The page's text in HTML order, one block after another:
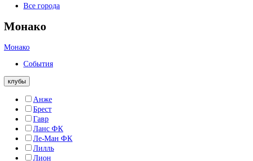
Все города
Монако
Монако
События
клубы
Анже
Брест
Гавр
Ланс ФК
Ле-Ман ФК
Лилль
Лион